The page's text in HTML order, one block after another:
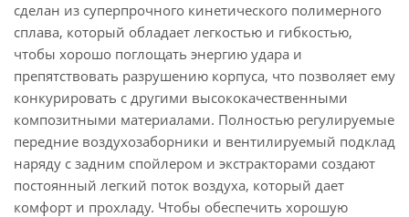
сделан из суперпрочного кинетического полимерного
сплава, который обладает легкостью и гибкостью,
чтобы хорошо поглощать энергию удара и
препятствовать разрушению корпуса, что позволяет ему
конкурировать с другими высококачественными
композитными материалами. Полностью регулируемые
передние воздухозаборники и вентилируемый подклад
наряду с задним спойлером и экстракторами создают
постоянный легкий поток воздуха, который дает
комфорт и прохладу. Чтобы обеспечить хорошую